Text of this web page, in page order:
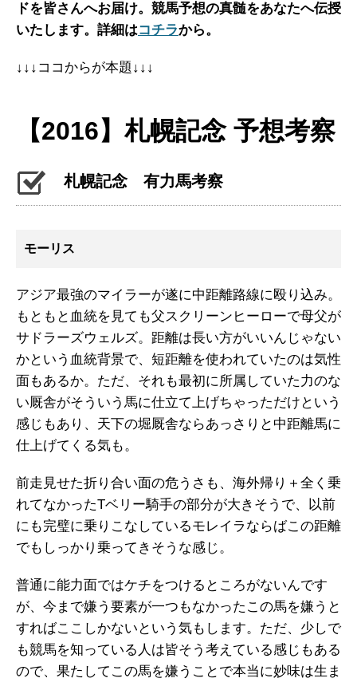
ドを皆さんへお届け。 競馬予想の真髄をあなたへ伝授
いたします。詳細はコチラから。
↓↓↓ココからが本題↓↓↓
【2016】札幌記念 予想考察
札幌記念 有力馬考察
モーリス
アジア最強のマイラーが遂に中距離路線に殴り込み。
もともと血統を見ても父スクリーンヒーローで母父が
サドラーズウェルズ。距離は長い方がいいんじゃない
かという血統背景で、短距離を使われていたのは気性
面もあるか。ただ、それも最初に所属していた力のな
い厩舎がそういう馬に仕立て上げちゃっただけという
感じもあり、天下の堀厩舎ならあっさりと中距離馬に
仕上げてくる気も。
前走見せた折り合い面の危うさも、海外帰り＋全く乗
れてなかったTベリー騎手の部分が大きそうで、以前
にも完璧に乗りこなしているモレイラならばこの距離
でもしっかり乗ってきそうな感じ。
普通に能力面ではケチをつけるところがないんです
が、今まで嫌う要素が一つもなかったこの馬を嫌うと
すればここしかないという気もします。ただ、少しで
も競馬を知っている人は皆そう考えている感じもある
ので、果たしてこの馬を嫌うことで本当に妙味は生ま